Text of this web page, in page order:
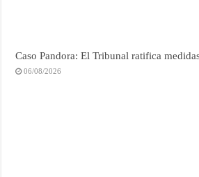
Caso Pandora: El Tribunal ratifica
06/08/2026